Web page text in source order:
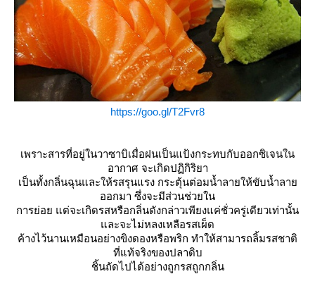
https://goo.gl/T2Fvr8
เพราะสารที่อยู่ในวาซาบิเมื่อฝนเป็นแป้งกระทบกับออกซิเจนใน
อากาศ จะเกิดปฏิกิริยา
เป็นทั้งกลิ่นฉุนและให้รสรุนแรง กระตุ้นต่อมน้ำลายให้ขับน้ำลา
ออกมา ซึ่งจะมีส่วนช่วยใน
การย่อย แต่จะเกิดรสหรือกลิ่นดังกล่าวเพียงแค่ชั่วครู่เดียวเท่านั้น
ละจะไม่หลงเหลือรสเผ็ด
ค้างไว้นานเหมือนอย่างขิงดองหรือพริก ทำให้สามารถลิ้มรสชาติ
ที่แท้จริงของปลาดิบ
ชิ้นถัดไปได้อย่างถูกรสถูกกลิ่น